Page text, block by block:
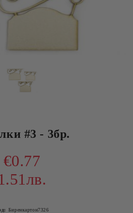
#3 - 3бр.
€0.77
Биренкартон7326